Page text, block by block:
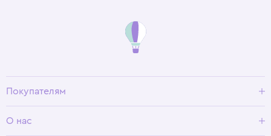
Покупателям
Условия возврата
О нас